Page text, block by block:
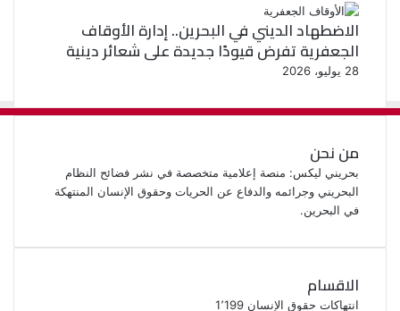
الاضطهاد الديني في البحرين.. إدارة الأوقاف
الجعفرية تفرض قيودًا جديدة على شعائر دينية
28 يوليو، 2026
من نحن
بحريني ليكس: منصة إعلامية متخصصة في نشر فضائح النظام
البحريني وجرائمه والدفاع عن الحريات وحقوق الإنسان المنتهكة
في البحرين.
الاقسام
انتهاكات حقوق الإنسان 1٬199